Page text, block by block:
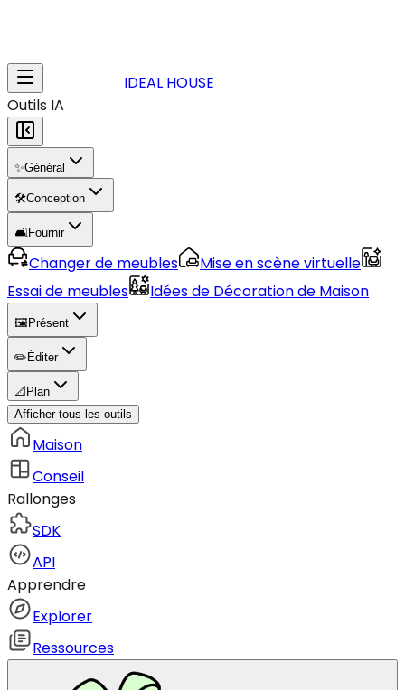
IDEAL HOUSE
Outils IA
✨Général
🛠️Conception
🛋️Fournir
Changer de meubles
Mise en scène virtuelle
Essai de meubles
Idées de Décoration de Maison
🖼️ Présent
✏️ Éditer
📐 Plan
Afficher tous les outils
Maison
Conseil
Rallonges
SDK
API
Apprendre
Explorer
Ressources